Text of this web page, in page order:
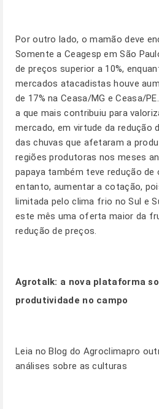
Por outro lado, o mamão deve
Somente a Ceagesp em São
de preços superior a 10%,
mercados atacadistas houve
de 17% na Ceasa/MG e Ceasa/
a que mais contribuiu para
mercado, em virtude da redução
das chuvas que afetaram a
regiões produtoras nos meses
papaya também teve redução de
entanto, aumentar a cotação,
limitada pelo clima frio no Sul e
este mês uma oferta maior da
redução de preços.
Agrotalk: a nova plataforma
produtividade no campo
Leia no Blog do Agroclimapro
análises sobre as culturas